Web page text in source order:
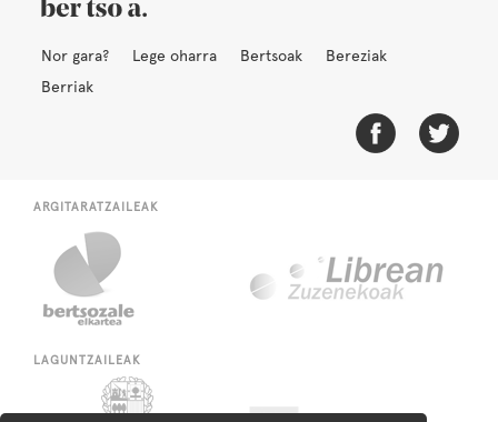
Nor gara? Lege oharra Bertsoak
Bereziak
Berriak
ARGITARATZAILEAK
LAGUNTZAILEAK